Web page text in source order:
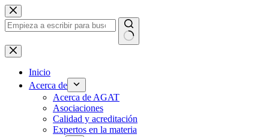
Ir
al
contenido
Sin
resultados
Inicio
Acerca de
Acerca de AGAT
Asociaciones
Calidad y acreditación
Expertos en la materia